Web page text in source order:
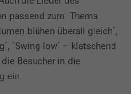
passend zum Thema
blühen überall gleich´,
`Swing low´ – klatschend
Besucher in die
ein.